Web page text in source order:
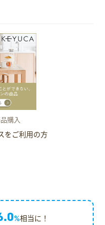
購入
をご利用の方
%相当に！